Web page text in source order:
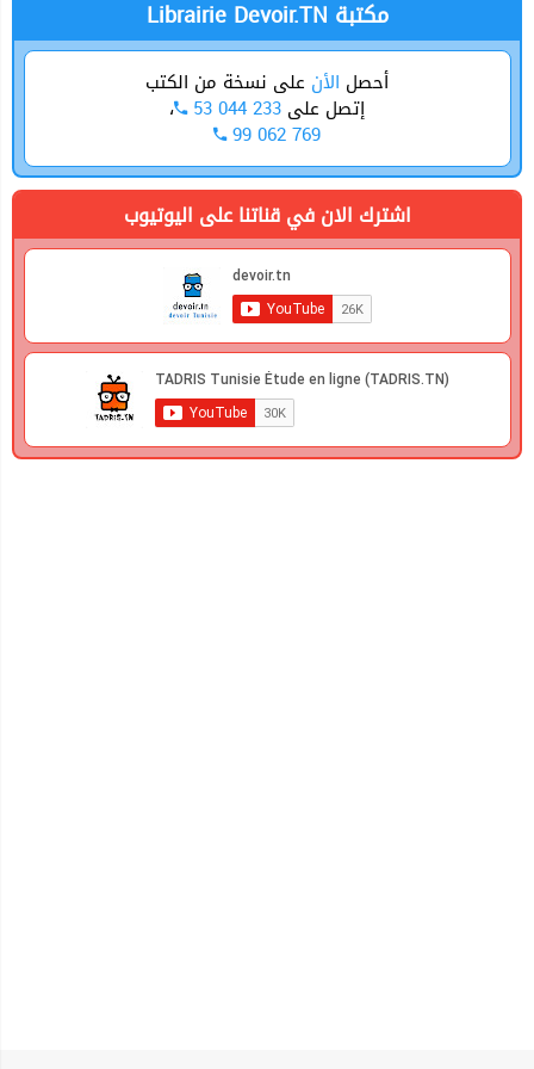
Librairie Devoir.TN مكتبة
أحصل الأن على نسخة من الكتب
إتصل على 53 044 233 ،
99 062 769
اشترك الان في قناتنا على اليوتيوب